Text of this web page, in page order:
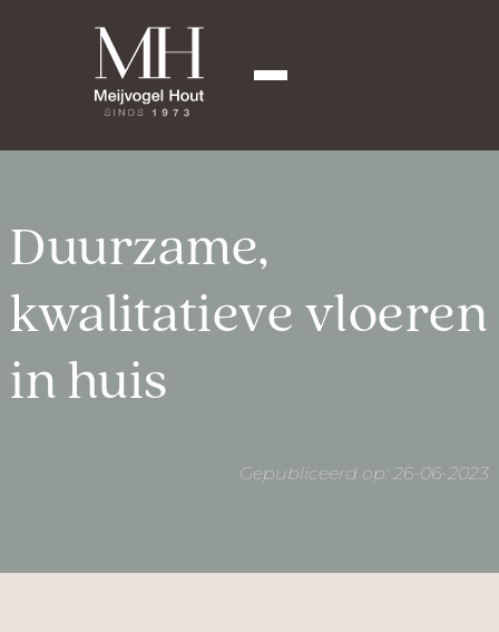
Duurzame,
kwalitatieve vloeren
in huis
Gepubliceerd op: 26-06-2023